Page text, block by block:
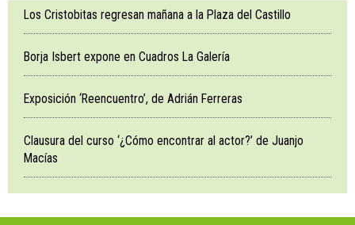
Los Cristobitas regresan mañana a la Plaza del Castillo
Borja Isbert expone en Cuadros La Galería
Exposición ‘Reencuentro’, de Adrián Ferreras
Clausura del curso ‘¿Cómo encontrar al actor?’ de Juanjo
Macías